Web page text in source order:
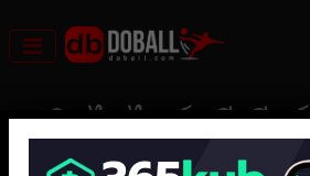
to
content
คลิปไฮไลท์พรีเมีย
พาเลซ 1-1 ไบรจ์